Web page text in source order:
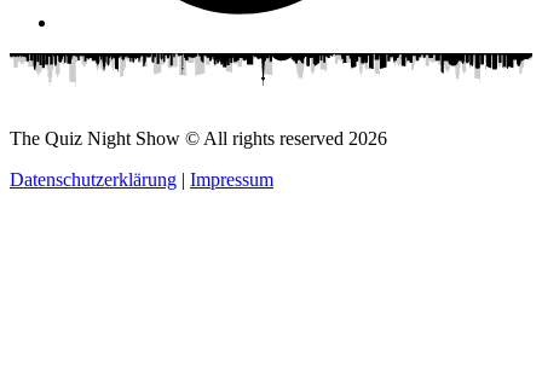
The Quiz Night Show © All rights reserved 2026
Datenschutzerklärung | Impressum